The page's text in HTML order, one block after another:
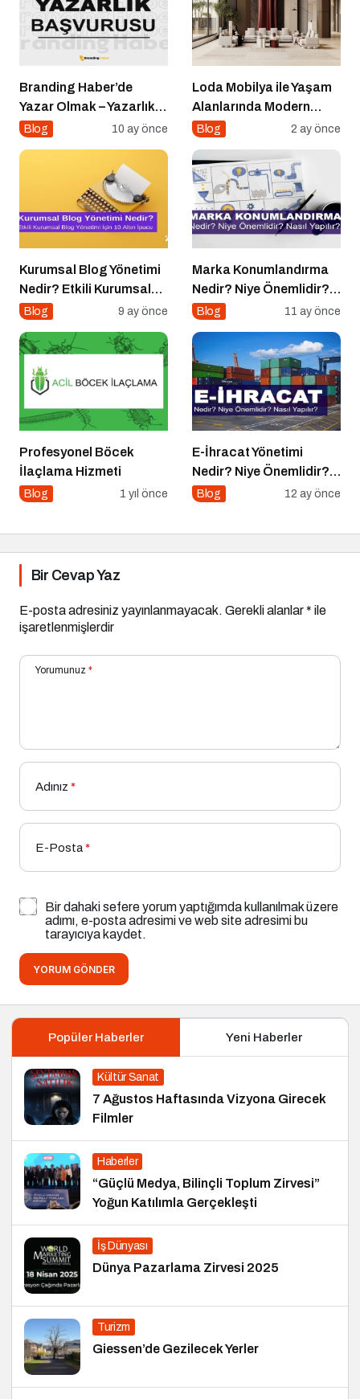
Branding Haber’de
Yazar Olmak – Yazarlık
Başvurusu Başladı!
Blog 10 ay önce
Loda Mobilya ile Yaşam
Alanlarında Modern
Konfor ve Zarif Tasarım
Blog 2 ay önce
Kurumsal Blog Yönetimi
Nedir? Etkili Kurumsal
Blog Yönetimi için 10
Blog 9 ay önce
Marka Konumlandırma
Nedir? Niye Önemlidir?
Nasıl Yapılır?
Blog 11 ay önce
Profesyonel Böcek
İlaçlama Hizmeti
Blog 1 yıl önce
E-İhracat Yönetimi
Nedir? Niye Önemlidir?
Nasıl Yapılır?
Blog 12 ay önce
Bir Cevap Yaz
E-posta adresiniz yayınlanmayacak. Gerekli alanlar* ile
işaretlenmişlerdir
Yorumunuz *
Adınız *
E-Posta*
Bir dahaki sefere yorum yaptığımda kullanılmak üzere
adımı, e-posta adresimi ve web site adresimi bu
tarayıcıya kaydet.
YORUM GÖNDER
Popüler Haberler Yeni Haberler
Kültür Sanat
7 Ağustos Haftasında Vizyona Girecek
Filmler
Haberler
“Güçlü Medya, Bilinçli Toplum Zirvesi”
Yoğun Katılımla Gerçekleşti
İş Dünyası
Dünya Pazarlama Zirvesi 2025
Turizm
Giessen’de Gezilecek Yerler